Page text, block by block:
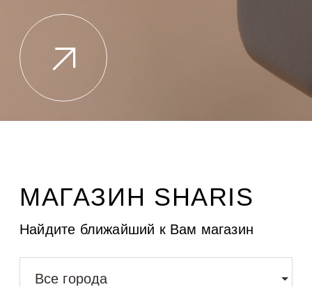
МАГАЗИН SHARIS
Найдите ближайший к Вам магазин
Все города